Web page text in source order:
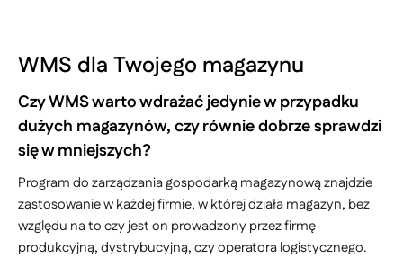
WMS dla Twojego magazynu
Czy WMS warto wdrażać jedynie w przypadku
dużych magazynów, czy równie dobrze sprawdzi
się w mniejszych?
Program do zarządzania gospodarką magazynową znajdzie
zastosowanie w każdej firmie, w której działa magazyn, bez
względu na to czy jest on prowadzony przez firmę
produkcyjną, dystrybucyjną, czy operatora logistycznego.